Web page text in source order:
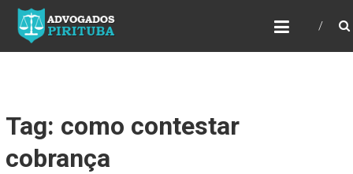
ADVOGADOS PIRITUBA
Precisando de advogado? Entre em contato!
Fazemos toda a assessoria que você
Tag: como contestar
cobrança